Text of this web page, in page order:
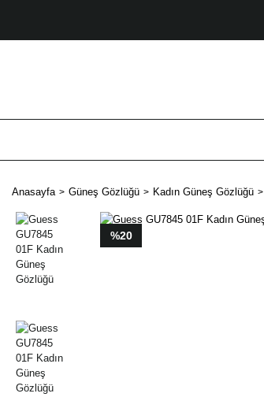
Anasayfa Güneş Gözlüğü Kadın Güneş Gözlüğü
%20